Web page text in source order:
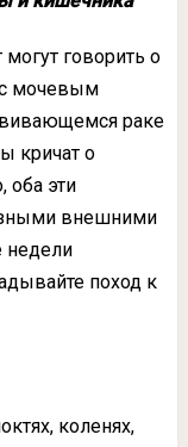
говорить о
с мочевым
раке
кричат о
оба эти
внешними
недели
поход к
коленях,